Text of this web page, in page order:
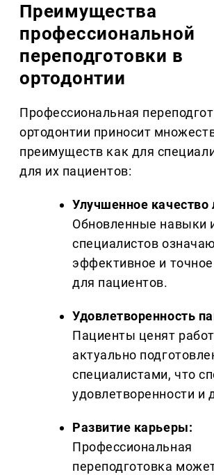
Преимущества
профессиональной
переподготовки в
ортодонтии
Профессиональная
ортодонтии приносит
преимуществ как для
для их пациентов:
Улучшенное качество
Обновленные навыки
специалистов
эффективное и
для пациентов.
Удовлетворенность
Пациенты ценят
актуально
специалистами, что
удовлетворенности и
Развитие карьеры:
Профессиональная
переподготовка